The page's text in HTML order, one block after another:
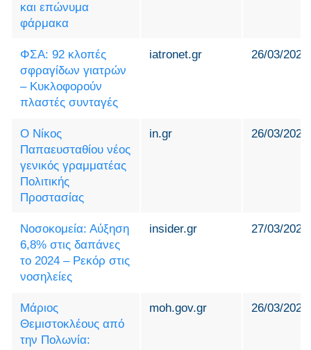
και επώνυμα
φάρμακα
ΦΣΑ: 92 κλοπές
σφραγίδων γιατρών
– Κυκλοφορούν
πλαστές συνταγές
iatronet.gr 26/03/2025
Ο Νίκος
Παπαευσταθίου νέος
γενικός γραμματέας
Πολιτικής
Προστασίας
in.gr 26/03/2025
Νοσοκομεία: Αύξηση
6,8% στις δαπάνες
το 2024 – Ρεκόρ στις
νοσηλείες
insider.gr 27/03/2025
Μάριος
Θεμιστοκλέους από
την Πολωνία:
moh.gov.gr 26/03/2025